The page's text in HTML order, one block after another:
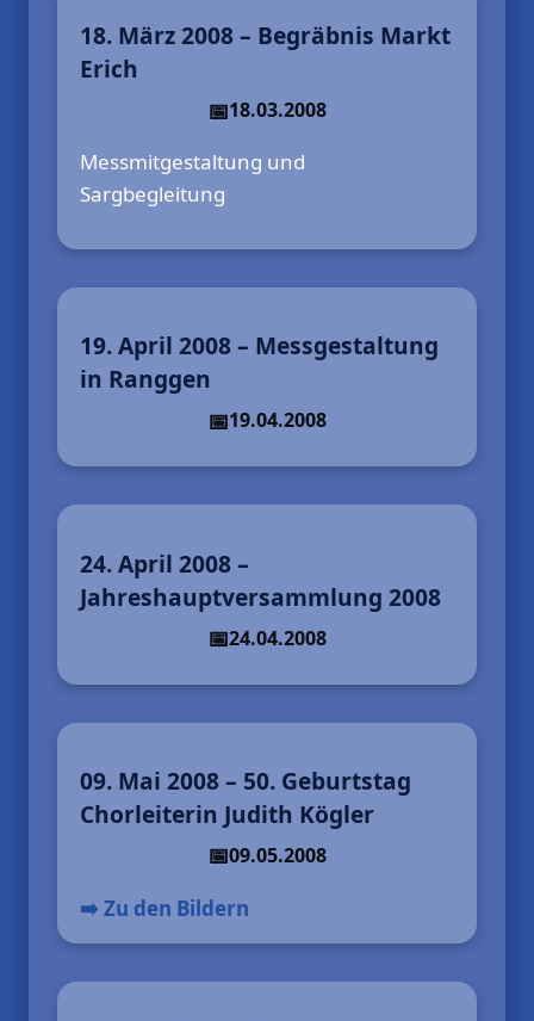
18. März 2008 – Begräbnis Markt
Erich
18.03.2008
Messmitgestaltung und
Sargbegleitung
19. April 2008 – Messgestaltung
in Ranggen
19.04.2008
24. April 2008 –
Jahreshauptversammlung 2008
24.04.2008
09. Mai 2008 – 50. Geburtstag
Chorleiterin Judith Kögler
09.05.2008
➡️ Zu den Bildern